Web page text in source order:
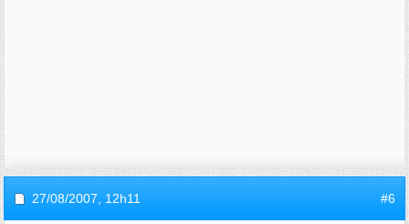
27/08/2007, 12h11 #6